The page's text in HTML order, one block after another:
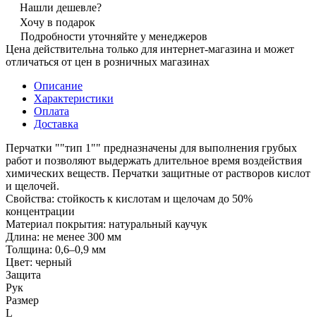
Нашли дешевле?
Хочу в подарок
Подробности уточняйте у менеджеров
Цена действительна только для интернет-магазина и может
отличаться от цен в розничных магазинах
Описание
Характеристики
Оплата
Доставка
Перчатки ""тип 1"" предназначены для выполнения грубых
работ и позволяют выдержать длительное время воздействия
химических веществ. Перчатки защитные от растворов кислот
и щелочей.
Свойства: стойкость к кислотам и щелочам до 50%
концентрации
Материал покрытия: натуральный каучук
Длина: не менее 300 мм
Толщина: 0,6–0,9 мм
Цвет: черный
Защита
Рук
Размер
L